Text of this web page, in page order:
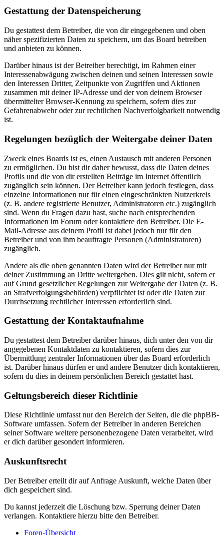
Gestattung der Datenspeicherung
Du gestattest dem Betreiber, die von dir eingegebenen und oben
näher spezifizierten Daten zu speichern, um das Board betreiben
und anbieten zu können.
Darüber hinaus ist der Betreiber berechtigt, im Rahmen einer
Interessenabwägung zwischen deinen und seinen Interessen sowie
den Interessen Dritter, Zeitpunkte von Zugriffen und Aktionen
zusammen mit deiner IP-Adresse und der von deinem Browser
übermittelter Browser-Kennung zu speichern, sofern dies zur
Gefahrenabwehr oder zur rechtlichen Nachverfolgbarkeit notwendig
ist.
Regelungen bezüglich der Weitergabe deiner Daten
Zweck eines Boards ist es, einen Austausch mit anderen Personen
zu ermöglichen. Du bist dir daher bewusst, dass die Daten deines
Profils und die von dir erstellten Beiträge im Internet öffentlich
zugänglich sein können. Der Betreiber kann jedoch festlegen, dass
einzelne Informationen nur für einen eingeschränkten Nutzerkreis
(z. B. andere registrierte Benutzer, Administratoren etc.) zugänglich
sind. Wenn du Fragen dazu hast, suche nach entsprechenden
Informationen im Forum oder kontaktiere den Betreiber. Die E-
Mail-Adresse aus deinem Profil ist dabei jedoch nur für den
Betreiber und von ihm beauftragte Personen (Administratoren)
zugänglich.
Andere als die oben genannten Daten wird der Betreiber nur mit
deiner Zustimmung an Dritte weitergeben. Dies gilt nicht, sofern er
auf Grund gesetzlicher Regelungen zur Weitergabe der Daten (z. B.
an Strafverfolgungsbehörden) verpflichtet ist oder die Daten zur
Durchsetzung rechtlicher Interessen erforderlich sind.
Gestattung der Kontaktaufnahme
Du gestattest dem Betreiber darüber hinaus, dich unter den von dir
angegebenen Kontaktdaten zu kontaktieren, sofern dies zur
Übermittlung zentraler Informationen über das Board erforderlich
ist. Darüber hinaus dürfen er und andere Benutzer dich kontaktieren,
sofern du dies in deinem persönlichen Bereich gestattet hast.
Geltungsbereich dieser Richtlinie
Diese Richtlinie umfasst nur den Bereich der Seiten, die die phpBB-
Software umfassen. Sofern der Betreiber in anderen Bereichen
seiner Software weitere personenbezogene Daten verarbeitet, wird
er dich darüber gesondert informieren.
Auskunftsrecht
Der Betreiber erteilt dir auf Anfrage Auskunft, welche Daten über
dich gespeichert sind.
Du kannst jederzeit die Löschung bzw. Sperrung deiner Daten
verlangen. Kontaktiere hierzu bitte den Betreiber.
Foren-Übersicht